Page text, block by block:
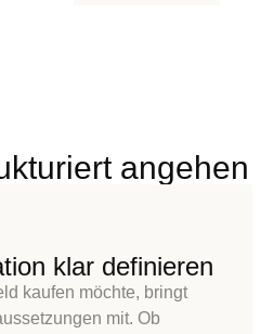
angehen
klar definieren
kaufen möchte, bringt
mit. Ob